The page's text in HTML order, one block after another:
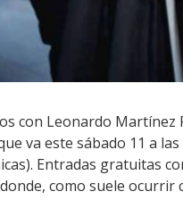
con Leonardo
va este sábado 11 a
Entradas gratuitas
como suele